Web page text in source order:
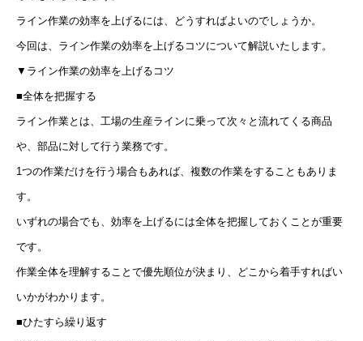
ライン作業の効率を上げるには、どうすればよいのでしょうか。
今回は、ライン作業の効率を上げるコツについて解説いたします。
▼ライン作業の効率を上げるコツ
■全体を把握する
ライン作業とは、工場の生産ラインに乗って次々と流れてくる商品
や、部品に対して行う業務です。
1つの作業だけを行う場合もあれば、複数の作業をすることもありま
す。
いずれの場合でも、効率を上げるには全体を把握しておくことが重要
です。
作業全体を理解することで優先順位が決まり、どこから着手すればい
いかがわかります。
■ひたすら繰り返す